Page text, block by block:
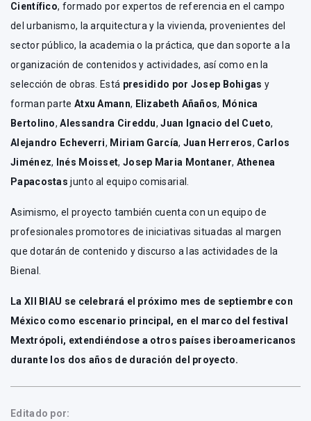
Científico, formado por expertos de referencia en el campo
del urbanismo, la arquitectura y la vivienda, provenientes del
sector público, la academia o la práctica, que dan soporte a la
organización de contenidos y actividades, así como en la
selección de obras. Está presidido por Josep Bohigas y
forman parte Atxu Amann, Elizabeth Añaños, Mónica
Bertolino,Alessandra Cireddu,Juan Ignacio del Cueto,
Alejandro Echeverri, Miriam García, Juan Herreros, Carlos
Jiménez, Inés Moisset, Josep Maria Montaner, Athenea
Papacostas junto al equipo comisarial.
Asimismo, el proyecto también cuenta con un equipo de
profesionales promotores de iniciativas situadas al margen
que dotarán de contenido y discurso a las actividades de la
Bienal.
La XII BIAU se celebrará el próximo mes de septiembre con
México como escenario principal, en el marco del festival
Mextrópoli, extendiéndose a otros países iberoamericanos
durante los dos años de duración del proyecto.
Editado por: